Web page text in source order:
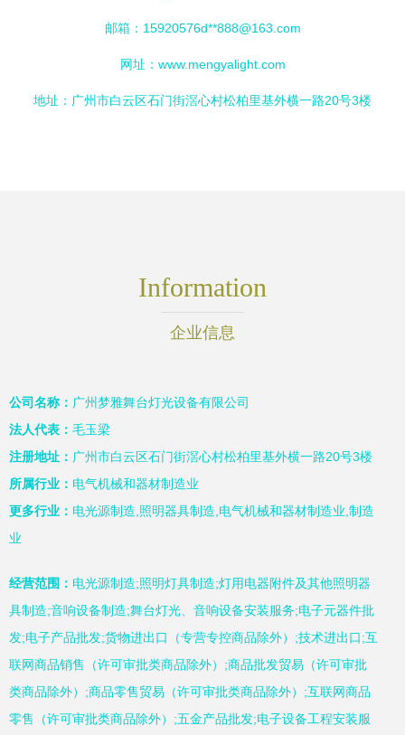
邮箱：15920576d**888@163.com
网址： www.mengyalight.com
地址：广州市白云区石门街滘心村松柏里基外横一路20号3楼
Information
企业信息
公司名称： 广州梦雅舞台灯光设备有限公司
法人代表： 毛玉梁
注册地址： 广州市白云区石门街滘心村松柏里基外横一路20号3楼
所属行业： 电气机械和器材制造业
更多行业： 电光源制造,照明器具制造,电气机械和器材制造业,制造
业
经营范围： 电光源制造;照明灯具制造;灯用电器附件及其他照明器
具制造;音响设备制造;舞台灯光、音响设备安装服务;电子元器件批
发;电子产品批发;货物进出口（专营专控商品除外）;技术进出口;互
联网商品销售（许可审批类商品除外）;商品批发贸易（许可审批
类商品除外）;商品零售贸易（许可审批类商品除外）;互联网商品
零售（许可审批类商品除外）;五金产品批发;电子设备工程安装服